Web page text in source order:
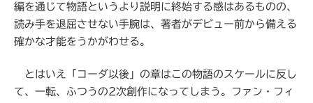
編を通じて物語というより説明に終始する感はあるものの、
読み手を退屈させない手腕は、著者がデビュー前から備える
確かな才能をうかがわせる。
とはいえ「コーダ以後」の章はこの物語のスケールに反し
て、一転、ふつうの2次創作になってしまう。ファン・フィ